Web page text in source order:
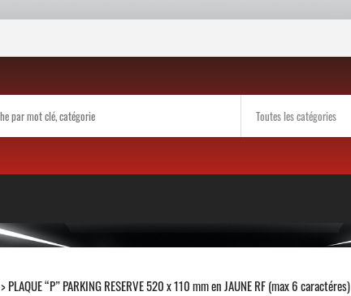
> PLAQUE “P” PARKING RESERVE 520 x 110 mm en JAUNE RF (max 6 caractéres)